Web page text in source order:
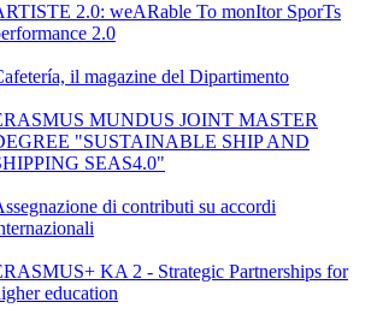
2.0: weARable To monItor SporTs
2.0
il magazine del Dipartimento
MUNDUS JOINT MASTER
"SUSTAINABLE SHIP AND
SEAS4.0"
di contributi su accordi
KA 2 - Strategic Partnerships for
education